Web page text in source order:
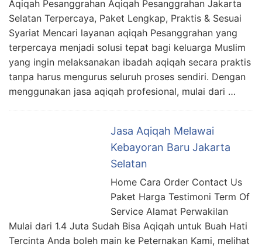
Aqiqah Pesanggrahan Aqiqah Pesanggrahan Jakarta
Selatan Terpercaya, Paket Lengkap, Praktis & Sesuai
Syariat Mencari layanan aqiqah Pesanggrahan yang
terpercaya menjadi solusi tepat bagi keluarga Muslim
yang ingin melaksanakan ibadah aqiqah secara praktis
tanpa harus mengurus seluruh proses sendiri. Dengan
menggunakan jasa aqiqah profesional, mulai dari …
Jasa Aqiqah Melawai
Kebayoran Baru Jakarta
Selatan
Home Cara Order Contact Us
Paket Harga Testimoni Term Of
Service Alamat Perwakilan
Mulai dari 1.4 Juta Sudah Bisa Aqiqah untuk Buah Hati
Tercinta Anda boleh main ke Peternakan Kami, melihat